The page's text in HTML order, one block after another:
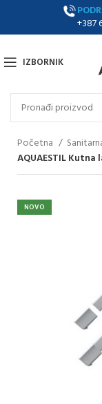
+387
IZBORNIK
Početna
AQUAESTIL Kutna
NOVO